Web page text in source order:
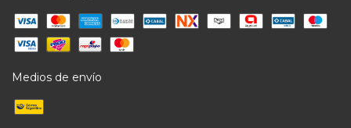
Medios de envío